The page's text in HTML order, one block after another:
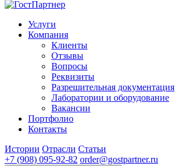
Услуги
Компания
Клиенты
Отзывы
Вопросы
Реквизиты
Разрешительная документация
Лаборатории и оборудование
Вакансии
Портфолио
Контакты
Истории Отрасли Статьи
+7 (908) 095-92-82 order@gostpartner.ru